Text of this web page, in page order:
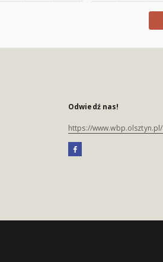
Odwiedź nas!
https://www.wbp.olsztyn.pl/